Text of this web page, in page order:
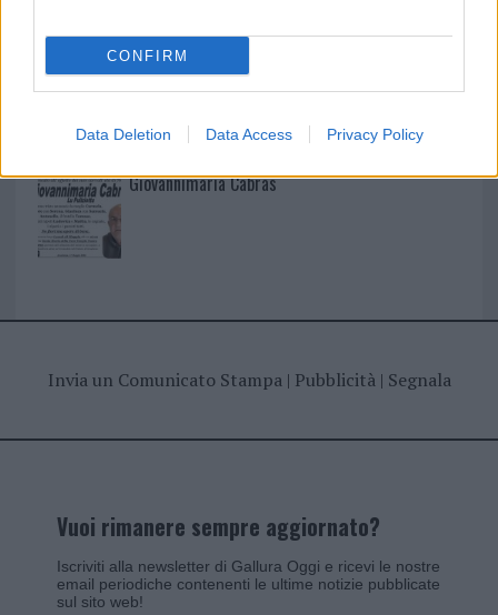
CONFIRM
Data Deletion Data Access Privacy Policy
I nostri cari
Giovannimaria Cabras
Invia un Comunicato Stampa| Pubblicità| Segnala
Vuoi rimanere sempre aggiornato?
Iscriviti alla newsletter di Gallura Oggi e ricevi le nostre
email periodiche contenenti le ultime notizie pubblicate
sul sito web!